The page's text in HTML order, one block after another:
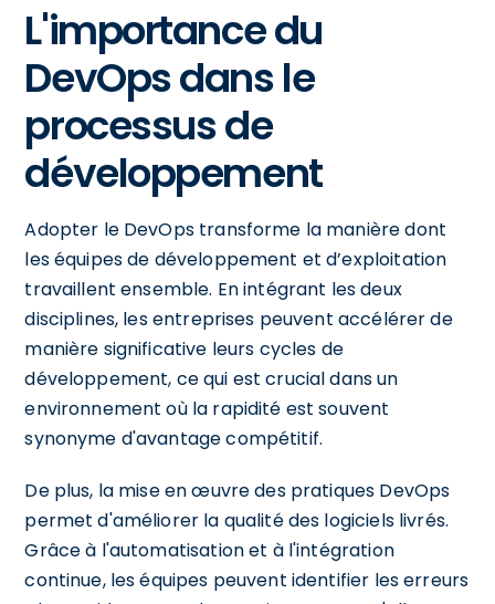
L'importance du
DevOps dans le
processus de
développement
Adopter le DevOps transforme la manière dont
les équipes de développement et d’exploitation
travaillent ensemble. En intégrant les deux
disciplines, les entreprises peuvent accélérer de
manière significative leurs cycles de
développement, ce qui est crucial dans un
environnement où la rapidité est souvent
synonyme d'avantage compétitif.
De plus, la mise en œuvre des pratiques DevOps
permet d'améliorer la qualité des logiciels livrés.
Grâce à l'automatisation et à l'intégration
continue, les équipes peuvent identifier les erreurs